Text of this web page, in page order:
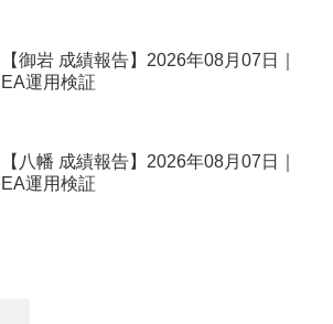
【御岩 成績報告】2026年08月07日｜
EA運用検証
【八幡 成績報告】2026年08月07日｜
EA運用検証